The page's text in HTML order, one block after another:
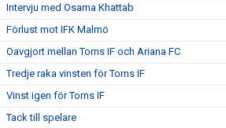
Intervju med Osama Khattab
Förlust mot IFK Malmö
Oavgjort mellan Torns IF och Ariana FC
Tredje raka vinsten för Torns IF
Vinst igen för Torns IF
Tack till spelare